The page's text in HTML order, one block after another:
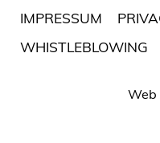
IMPRESSUM
WHISTLEBLOWING
Web